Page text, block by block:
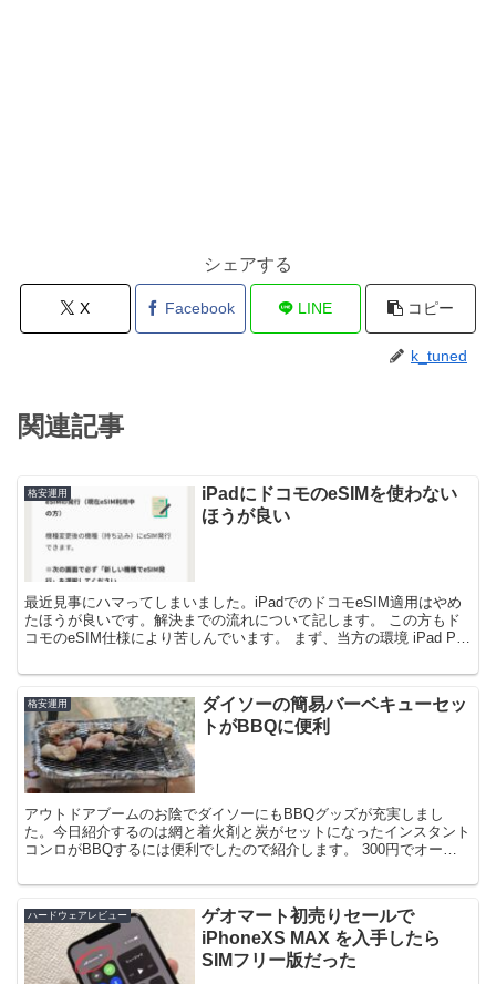
シェアする
X Facebook LINE コピー
k_tuned
関連記事
格安運用
iPadにドコモのeSIMを使わない
ほうが良い
最近見事にハマってしまいました。iPadでのドコモeSIM適用はやめ
たほうが良いです。解決までの流れについて記します。 この方もド
コモのeSIM仕様により苦しんでいます。 まず、当方の環境 iPad Pro
格安運用
ダイソーの簡易バーベキューセッ
トがBBQに便利
アウトドアブームのお陰でダイソーにもBBQグッズが充実しまし
た。今日紹介するのは網と着火剤と炭がセットになったインスタント
コンロがBBQするには便利でしたので紹介します。 300円でオール
ハードウェアレビュー
ゲオマート初売りセールで
iPhoneXS MAX を入手したら
SIMフリー版だった